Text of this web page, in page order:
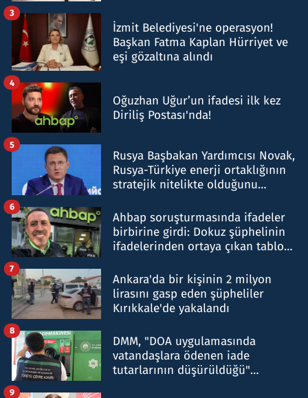
İzmit Belediyesi'ne operasyon!
Başkan Fatma Kaplan Hürriyet ve
eşi gözaltına alındı
3
Oğuzhan Uğur’un ifadesi ilk kez
Diriliş Postası'nda!
4
Rusya Başbakan Yardımcısı Novak,
Rusya-Türkiye enerji ortaklığının
stratejik nitelikte olduğunu
5
Ahbap soruşturmasında ifadeler
birbirine girdi: Dokuz şüphelinin
ifadelerinden ortaya çıkan tablo
6
Ankara'da bir kişinin 2 milyon
lirasını gasp eden şüpheliler
Kırıkkale'de yakalandı
7
DMM, "DOA uygulamasında
vatandaşlara ödenen iade
tutarlarının düşürüldüğü"
8
9